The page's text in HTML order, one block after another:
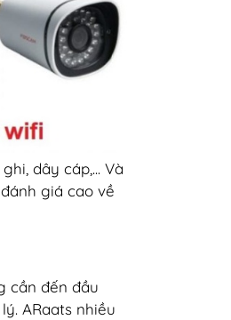
dây cáp,... Và
giá cao về
cần đến đầu
ARaats nhiều